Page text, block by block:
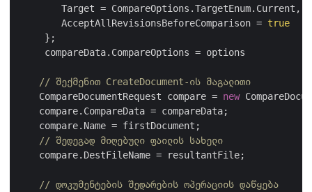
        Target = CompareOptions.TargetEnum.Current,
        AcceptAllRevisionsBeforeComparison =
true
     };
     compareData.CompareOptions = options
// შექმენით CreateDocument-ის მაგალითი
    CompareDocumentRequest compare =
new
    compare.CompareData = compareData;
    compare.Name = firstDocument;
// შედეგად მიღებული ფაილის სახელი
    compare.DestFileName = resultantFile;
// დოკუმენტების შედარების ოპერაციის დაწყება